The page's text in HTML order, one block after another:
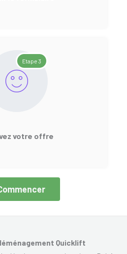
Etape 3
votre offre
Quicklift